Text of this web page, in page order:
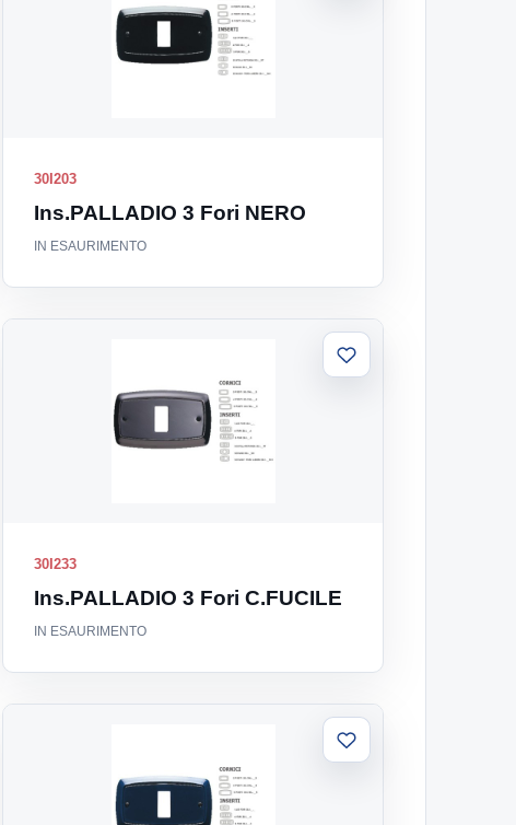
30I203
Ins.PALLADIO 3 Fori NERO
IN ESAURIMENTO
30I233
Ins.PALLADIO 3 Fori C.FUCILE
IN ESAURIMENTO
Aggiungi
alla
Aggiungi
alla